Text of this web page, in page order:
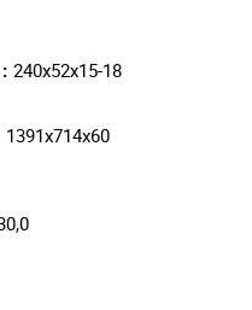
240x52x15-18
1391x714x60